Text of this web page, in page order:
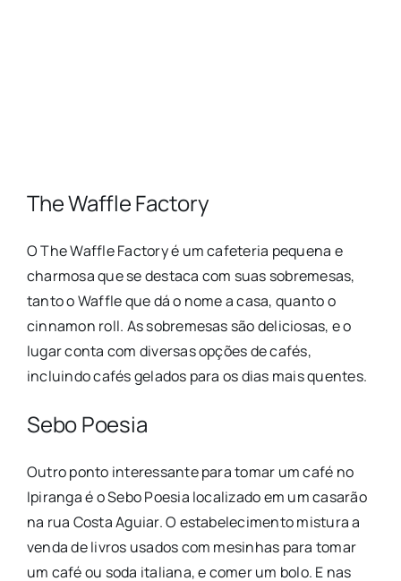
The Waffle Factory
O The Waffle Factory é um cafeteria pequena e
charmosa que se destaca com suas sobremesas,
tanto o Waffle que dá o nome a casa, quanto o
cinnamon roll. As sobremesas são deliciosas, e o
lugar conta com diversas opções de cafés,
incluindo cafés gelados para os dias mais quentes.
Sebo Poesia
Outro ponto interessante para tomar um café no
Ipiranga é o Sebo Poesia localizado em um casarão
na rua Costa Aguiar. O estabelecimento mistura a
venda de livros usados com mesinhas para tomar
um café ou soda italiana, e comer um bolo. E nas